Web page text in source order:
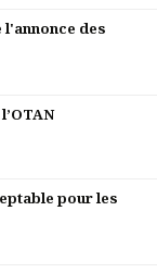
l'annonce des
pour les